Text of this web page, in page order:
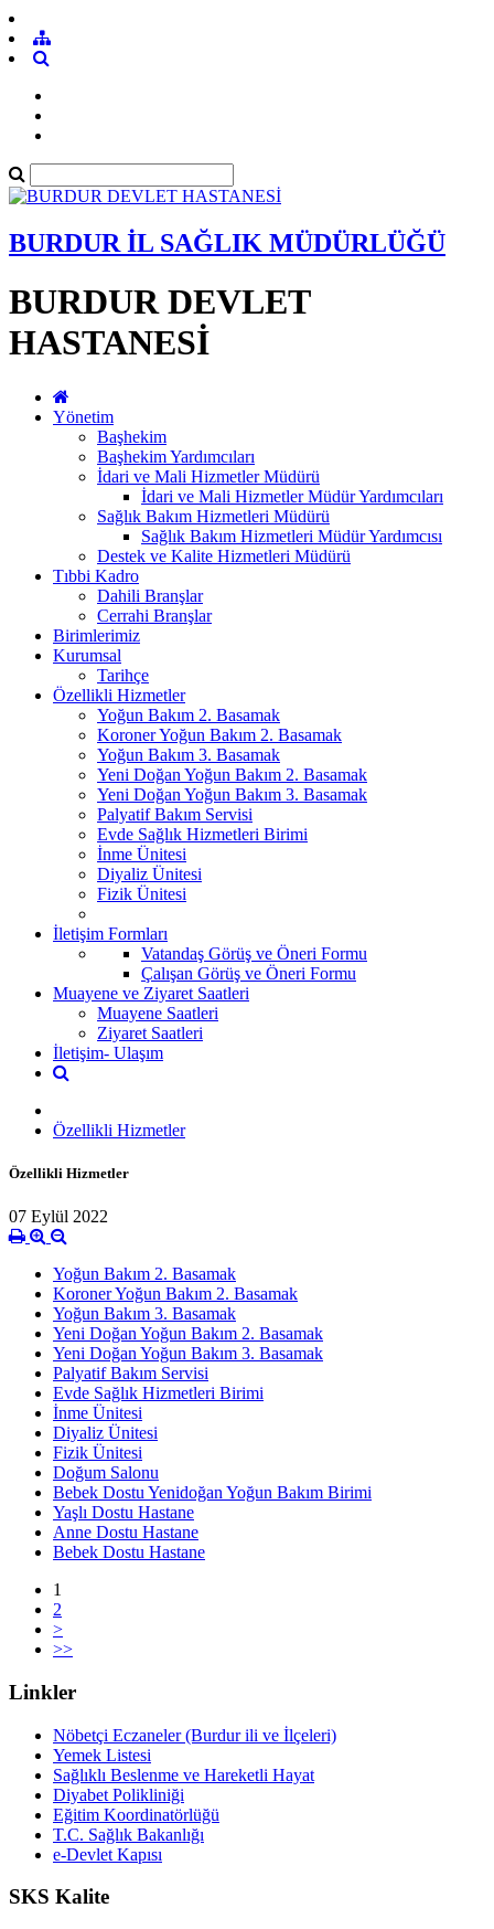
BURDUR İL SAĞLIK MÜDÜRLÜĞÜ
BURDUR DEVLET
HASTANESİ
Yönetim
Başhekim
Başhekim Yardımcıları
İdari ve Mali Hizmetler Müdürü
İdari ve Mali Hizmetler Müdür Yardımcıları
Sağlık Bakım Hizmetleri Müdürü
Sağlık Bakım Hizmetleri Müdür Yardımcısı
Destek ve Kalite Hizmetleri Müdürü
Tıbbi Kadro
Dahili Branşlar
Cerrahi Branşlar
Birimlerimiz
Kurumsal
Tarihçe
Özellikli Hizmetler
Yoğun Bakım 2. Basamak
Koroner Yoğun Bakım 2. Basamak
Yoğun Bakım 3. Basamak
Yeni Doğan Yoğun Bakım 2. Basamak
Yeni Doğan Yoğun Bakım 3. Basamak
Palyatif Bakım Servisi
Evde Sağlık Hizmetleri Birimi
İnme Ünitesi
Diyaliz Ünitesi
Fizik Ünitesi
İletişim Formları
Vatandaş Görüş ve Öneri Formu
Çalışan Görüş ve Öneri Formu
Muayene ve Ziyaret Saatleri
Muayene Saatleri
Ziyaret Saatleri
İletişim- Ulaşım
Özellikli Hizmetler
Özellikli Hizmetler
07 Eylül 2022
Yoğun Bakım 2. Basamak
Koroner Yoğun Bakım 2. Basamak
Yoğun Bakım 3. Basamak
Yeni Doğan Yoğun Bakım 2. Basamak
Yeni Doğan Yoğun Bakım 3. Basamak
Palyatif Bakım Servisi
Evde Sağlık Hizmetleri Birimi
İnme Ünitesi
Diyaliz Ünitesi
Fizik Ünitesi
Doğum Salonu
Bebek Dostu Yenidoğan Yoğun Bakım Birimi
Yaşlı Dostu Hastane
Anne Dostu Hastane
Bebek Dostu Hastane
1
2
>
>>
Linkler
Nöbetçi Eczaneler (Burdur ili ve İlçeleri)
Yemek Listesi
Sağlıklı Beslenme ve Hareketli Hayat
Diyabet Polikliniği
Eğitim Koordinatörlüğü
T.C. Sağlık Bakanlığı
e-Devlet Kapısı
SKS Kalite